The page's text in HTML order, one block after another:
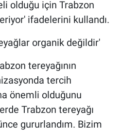
olduğu için Trabzon
ifadelerini kullandı.
organik değildir'
tereyağının
tercih
önemli olduğunu
Trabzon tereyağı
gururlandım. Bizim